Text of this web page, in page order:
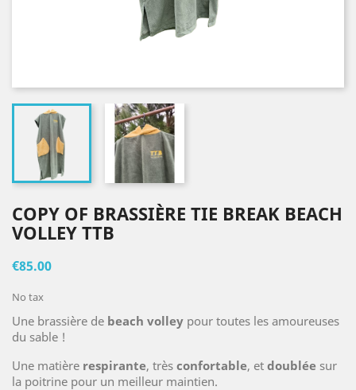
COPY OF BRASSIÈRE TIE BREAK BEACH
VOLLEY TTB
€85.00
No tax
Une brassière de beach volley pour toutes les amoureuses
du sable !
Une matière respirante, très confortable, et doublée sur
la poitrine pour un meilleur maintien.